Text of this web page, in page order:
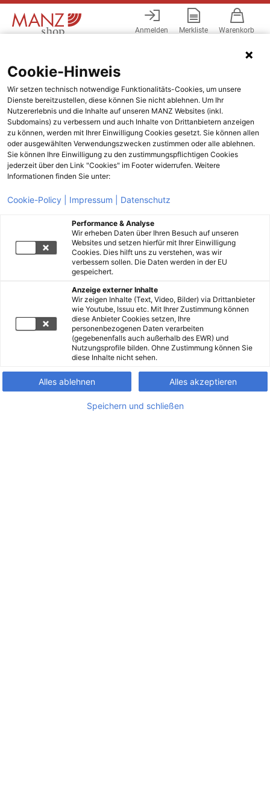
Anmelden Merkliste Warenkorb
Cookie-Hinweis
Wir setzen technisch notwendige Funktionalitäts-Cookies, um unsere
Dienste bereitzustellen, diese können Sie nicht ablehnen. Um Ihr
Nutzererlebnis und die Inhalte auf unseren MANZ Websites (inkl.
Subdomains) zu verbessern und auch Inhalte von Drittanbietern anzeigen
zu können, werden mit Ihrer Einwilligung Cookies gesetzt. Sie können allen
oder ausgewählten Verwendungszwecken zustimmen oder alle ablehnen.
Sie können Ihre Einwilligung zu den zustimmungspflichtigen Cookies
jederzeit über den Link "Cookies" im Footer widerrufen. Weitere
Informationen finden Sie unter:
Cookie-Policy | Impressum | Datenschutz
Performance & Analyse
Wir erheben Daten über Ihren Besuch auf unseren
Websites und setzen hierfür mit Ihrer Einwilligung
Cookies. Dies hilft uns zu verstehen, was wir
verbessern sollen. Die Daten werden in der EU
gespeichert.
Anzeige externer Inhalte
Wir zeigen Inhalte (Text, Video, Bilder) via Drittanbieter
wie Youtube, Issuu etc. Mit Ihrer Zustimmung können
diese Anbieter Cookies setzen, Ihre
personenbezogenen Daten verarbeiten
(gegebenenfalls auch außerhalb des EWR) und
Nutzungsprofile bilden. Ohne Zustimmung können Sie
diese Inhalte nicht sehen.
Alles ablehnen Alles akzeptieren
Speichern und schließen